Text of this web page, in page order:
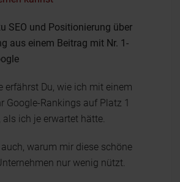
SEO und Positionierung über
aus einem Beitrag mit Nr. 1-
erfährst Du, wie ich mit einem
Google-Rankings auf Platz 1
als ich je erwartet hätte.
warum mir diese schöne
nur wenig nützt.